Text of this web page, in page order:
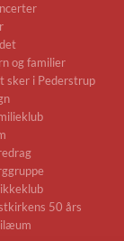
og familier
sker i Pederstrup
50 års